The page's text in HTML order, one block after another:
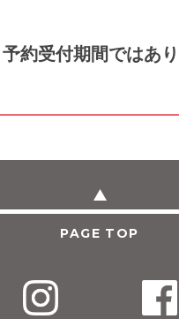
約受付期間ではあり
PAGE TOP